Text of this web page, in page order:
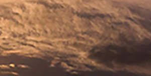
Consultar en Slideshare
15 preguntas Topsobre la
Energética y la eólica